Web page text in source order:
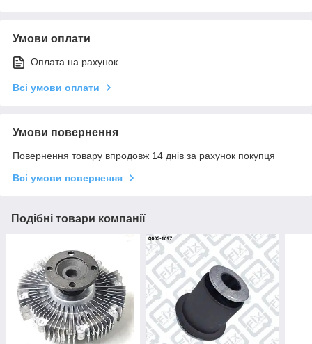
Умови оплати
Оплата на рахунок
Всі умови оплати
Умови повернення
Повернення товару впродовж 14 днів за рахунок покупця
Всі умови повернення
Подібні товари компанії